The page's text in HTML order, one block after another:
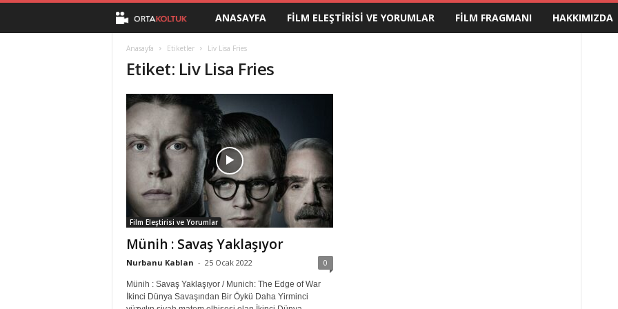
t
K
o
l
t
u
k
ANASAYFA FILM ELEŞTIRISI VE YORUMLAR FILM FRAGMANI HAKKIMIZDA
Anasayfa Etiketler Liv Lisa Fries
Etiket: Liv Lisa Fries
Film Eleştirisi ve Yorumlar
Münih : Savaş Yaklaşıyor
Nurbanu Kablan - 25 Ocak 2022 0
Münih : Savaş Yaklaşıyor / Munich: The Edge of War
İkinci Dünya Savaşından Bir Öykü Daha Yirminci